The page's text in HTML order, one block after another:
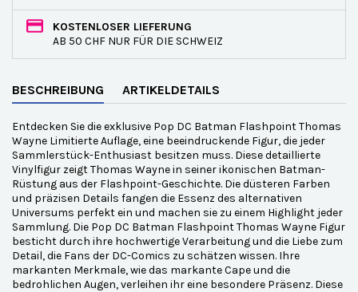
KOSTENLOSER LIEFERUNG
AB 50 CHF NUR FÜR DIE SCHWEIZ
BESCHREIBUNG ARTIKELDETAILS
Entdecken Sie die exklusive Pop DC Batman Flashpoint Thomas
Wayne Limitierte Auflage, eine beeindruckende Figur, die jeder
Sammlerstück-Enthusiast besitzen muss. Diese detaillierte
Vinylfigur zeigt Thomas Wayne in seiner ikonischen Batman-
Rüstung aus der Flashpoint-Geschichte. Die düsteren Farben
und präzisen Details fangen die Essenz des alternativen
Universums perfekt ein und machen sie zu einem Highlight jeder
Sammlung. Die Pop DC Batman Flashpoint Thomas Wayne Figur
besticht durch ihre hochwertige Verarbeitung und die Liebe zum
Detail, die Fans der DC-Comics zu schätzen wissen. Ihre
markanten Merkmale, wie das markante Cape und die
bedrohlichen Augen, verleihen ihr eine besondere Präsenz. Diese